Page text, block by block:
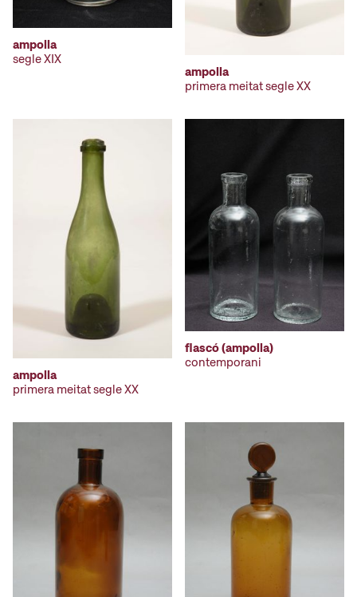
ampolla
segle XIX
ampolla
primera meitat segle XX
ampolla
primera meitat segle XX
flascó (ampolla)
contemporani